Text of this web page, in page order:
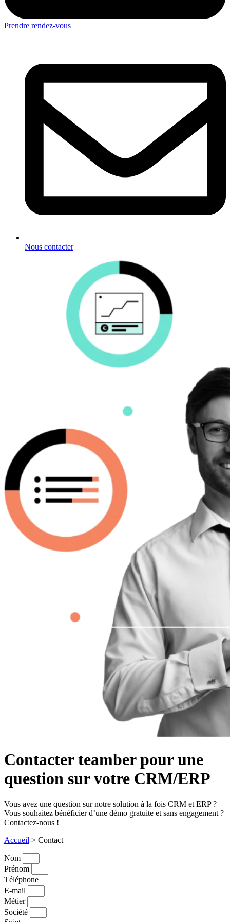
Prendre rendez-vous
Nous contacter
Contacterteamberpour une
question sur votre CRM/ERP
Vous avez une question sur notre solution à la fois CRM et ERP ?
Vous souhaitez bénéficier d’une démo gratuite et sans engagement ?
Contactez-nous !
Accueil > Contact
Nom
Prénom
Téléphone
E-mail
Métier
Société